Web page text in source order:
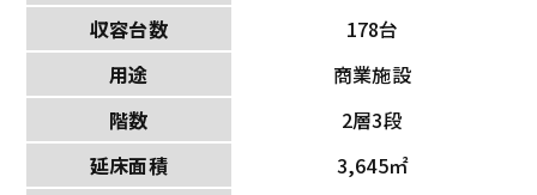
収容台数
178台
用途
商業施設
階数
2層3段
延床面積
3,645㎡